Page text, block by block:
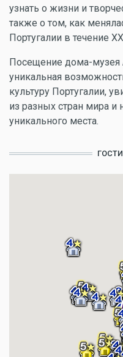
узнать о жизни и
также о том, как
Португалии в течение
Посещение дома-музея
уникальная
культуру Португалии,
из разных стран мира и
уникального места.